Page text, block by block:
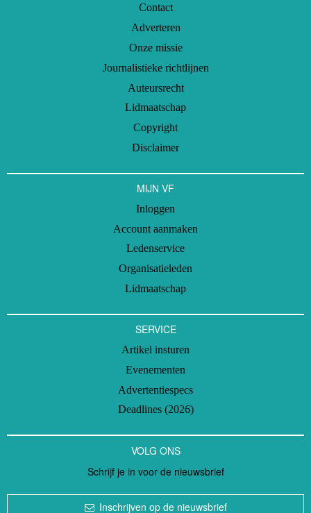
Contact
Adverteren
Onze missie
Journalistieke richtlijnen
Auteursrecht
Lidmaatschap
Copyright
Disclaimer
MIJN VF
Inloggen
Account aanmaken
Ledenservice
Organisatieleden
Lidmaatschap
SERVICE
Artikel insturen
Evenementen
Advertentiespecs
Deadlines (2026)
VOLG ONS
Schrijf je in voor de nieuwsbrief
Inschrijven op de nieuwsbrief